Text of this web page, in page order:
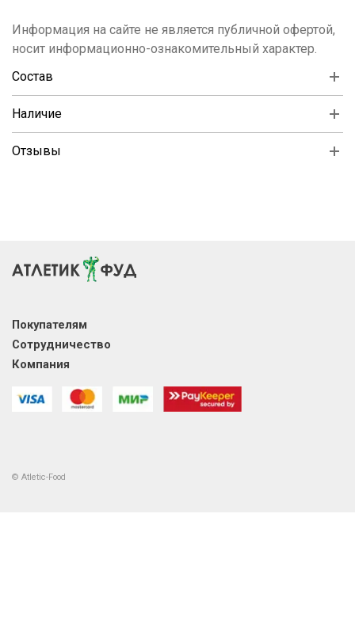
Информация на сайте не является публичной офертой,
носит информационно-ознакомительный характер.
Состав
Наличие
Отзывы
Покупателям
Сотрудничество
Компания
© Atletic-Food